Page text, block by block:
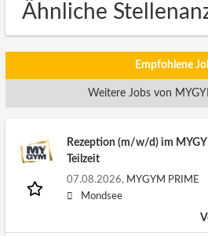
Ähnliche
Empfohlene
Weitere Jobs von
Rezeption (m/w/d) im
Teilzeit
07.08.2026, MYGYM PRIME
Mondsee